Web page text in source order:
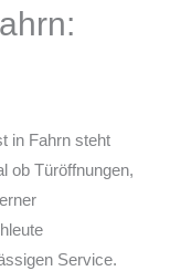
in Fahrn steht
ob Türöffnungen,
Service.